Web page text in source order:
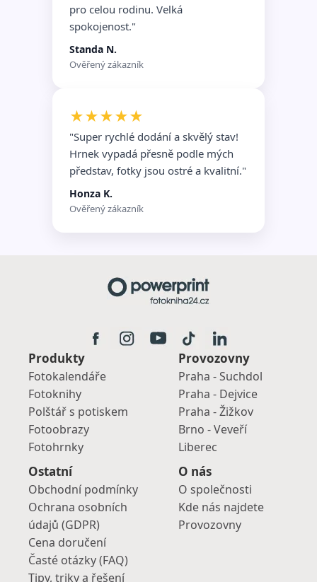
pro celou rodinu. Velká
spokojenost."
Standa N.
Ověřený zákazník
★★★★★
"Super rychlé dodání a skvělý stav!
Hrnek vypadá přesně podle mých
představ, fotky jsou ostré a kvalitní."
Honza K.
Ověřený zákazník
Produkty
Fotokalendáře
Fotoknihy
Polštář s potiskem
Fotoobrazy
Fotohrnky
Provozovny
Praha - Suchdol
Praha - Dejvice
Praha - Žižkov
Brno - Veveří
Liberec
Ostatní
Obchodní podmínky
Ochrana osobních
údajů (GDPR)
Cena doručení
Časté otázky (FAQ)
Tipy, triky a řešení
O nás
O společnosti
Kde nás najdete
Provozovny